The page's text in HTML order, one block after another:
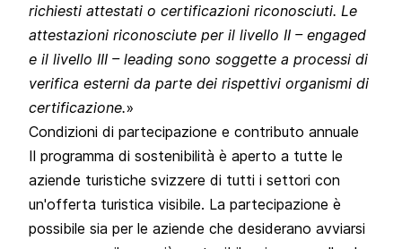
richiesti attestati o certificazioni riconosciuti. Le
attestazioni riconosciute per il livello II – engaged
e il livello III – leading sono soggette a processi di
verifica esterni da parte dei rispettivi organismi di
certificazione.
Condizioni di partecipazione e contributo annuale
Il programma di sostenibilità è aperto a tutte le
aziende turistiche svizzere di tutti i settori con
un'offerta turistica visibile. La partecipazione è
possibile sia per le aziende che desiderano avviarsi